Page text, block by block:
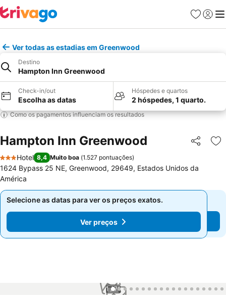
Favoritos
Iniciar
Ver todas as estadias em Greenwood
Destino
Hampton Inn Greenwood
Check-in/out
Escolha as datas
Hóspedes e quartos
2 hóspedes, 1 quarto.
Como os pagamentos influenciam os resultados
Hampton Inn Greenwood Partilhar
3 Estrelas
Hotel 8,4 Muito boa (1.527 pontuações)
1624 Bypass 25 NE, Greenwood, 29649, Estados Unidos da
América
Selecione as datas para ver os preços exatos.
Ver preços
Selecione as datas para ver os preços exatos.
Ver preços
1 / 71